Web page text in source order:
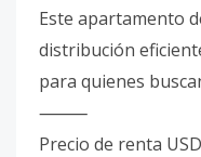
Este apartamento
distribución
para quienes
⸻
Precio de renta